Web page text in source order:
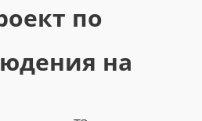
по
на